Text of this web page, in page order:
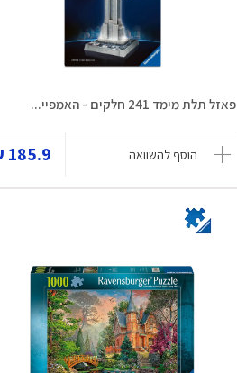
פאזל תלת מימד 241 חלקים - האמפיי...
הוסף להשוואה 185.9 ₪